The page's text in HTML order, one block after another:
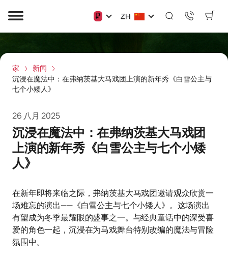
₽ ZH
家
新闻
沉浸在魔法中：在弗纳茨基大马戏团上演的新年秀《白雪公主与
七个小矮人》
26 八月 2025
沉浸在魔法中：在弗纳茨基大马戏团
上演的新年秀《白雪公主与七个小矮
人》
在新年即将来临之际，弗纳茨基大马戏团邀请观众欣赏一
场难忘的演出——《白雪公主与七个小矮人》。这场演出
有望成为冬季最耀眼的盛事之一。与经典童话中的深受喜
爱的角色一起，沉浸在为马戏舞台特别改编的魔法与冒险
氛围中。